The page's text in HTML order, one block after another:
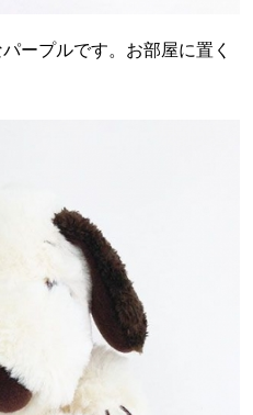
ープルです。お部屋に置く